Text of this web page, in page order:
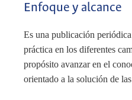
Enfoque y alcance
Es una publicación
práctica en los diferentes
propósito avanzar en el
orientado a la solución de